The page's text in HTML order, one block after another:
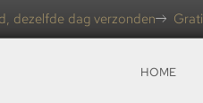
dezelfde dag verzonden
HOME